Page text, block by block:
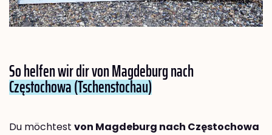
So helfen wir dir von Magdeburg nach
Częstochowa (Tschenstochau)
Du möchtest von Magdeburg nach Częstochowa